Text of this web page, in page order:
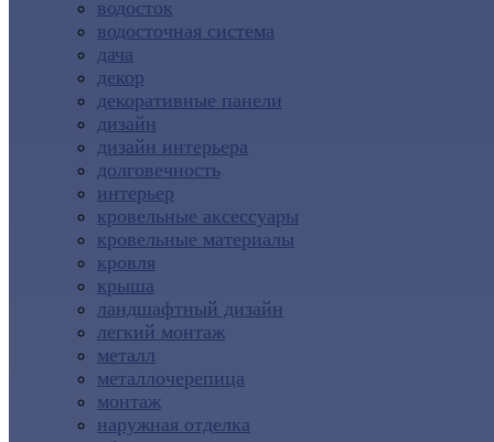
водосток
водосточная система
дача
декор
декоративные панели
дизайн
дизайн интерьера
долговечность
интерьер
кровельные аксессуары
кровельные материалы
кровля
крыша
ландшафтный дизайн
легкий монтаж
металл
металлочерепица
монтаж
наружная отделка